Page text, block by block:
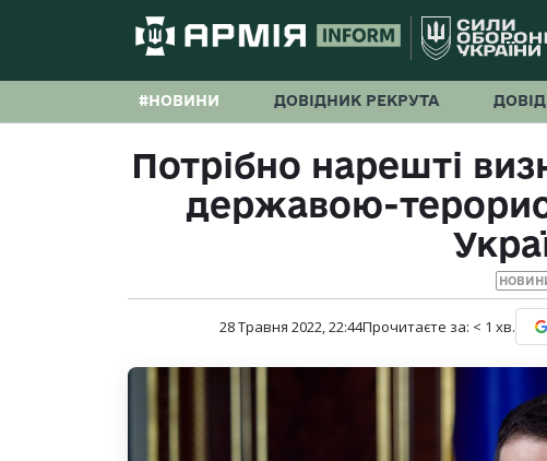
#НОВИНИ ДОВІДНИК РЕКРУТА
Потрібно нарешті
державою-
28 Травня 2022, 22:44Прочитаєте за: < 1 хв.